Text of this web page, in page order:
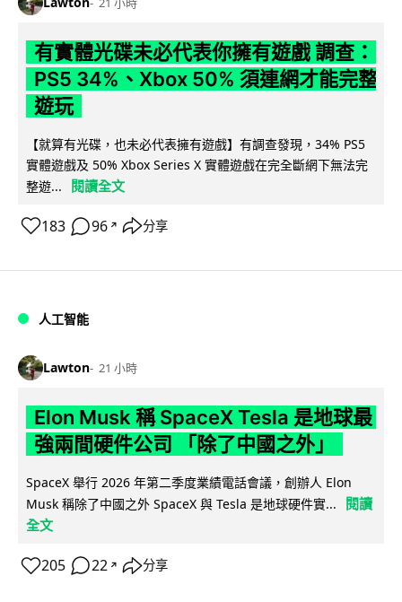
有實體光碟未必代表你擁有遊戲 調查：
PS5 34%、Xbox 50% 須連網才能完整
遊玩
【就算有光碟，也未必代表擁有遊戲】有調查發現，34% PS5
實體遊戲及 50% Xbox Series X 實體遊戲在完全斷網下無法完
整遊...
閱讀全文
183 96 ↗ 分享
人工智能
Lawton 21 小時
Elon Musk 稱 SpaceX Tesla 是地球最
強兩間硬件公司 「除了中國之外」
SpaceX 舉行 2026 年第二季度業績電話會議，創辦人 Elon
Musk 稱除了中國之外 SpaceX 與 Tesla 是地球硬件實...
閱讀
全文
205 22 ↗ 分享